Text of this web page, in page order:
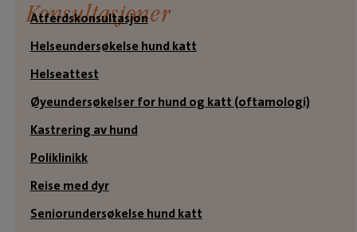
Konsultasjoner
Atferdskonsultasjon
Helseundersøkelse hund katt
Helseattest
Øyeundersøkelser for hund og katt (oftamologi)
Kastrering av hund
Poliklinikk
Reise med dyr
Seniorundersøkelse hund katt